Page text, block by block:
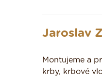
Jaroslav
Montujeme a
krby, krbové